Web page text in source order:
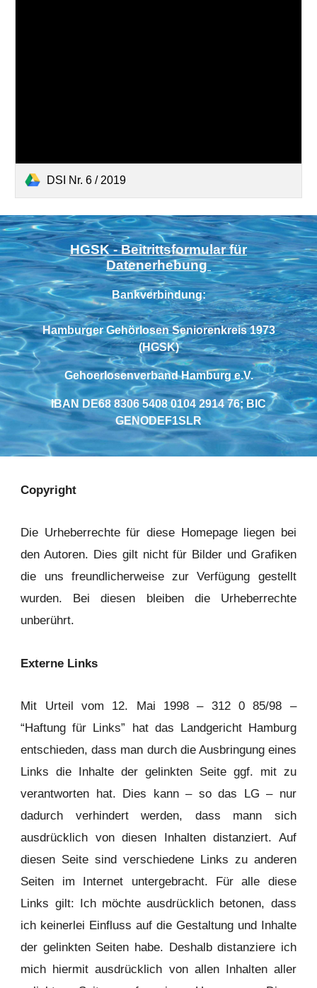
DSI Nr. 6 / 2019
HGSK - Beitrittsformular für
Datenerhebung
Bankverbindung:
Hamburger Gehörlosen Seniorenkreis 1973
(HGSK)
Gehoerlosenverband Hamburg e.V.
IBAN DE68 8306 5408 0104 2914 76; BIC
GENODEF1SLR
Copyright
Die Urheberrechte für diese Homepage liegen bei
den Autoren. Dies gilt nicht für Bilder und Grafiken
die uns freundlicherweise zur Verfügung gestellt
wurden. Bei diesen bleiben die Urheberrechte
unberührt.
Externe Links
Mit Urteil vom 12. Mai 1998 – 312 0 85/98 –
“Haftung für Links” hat das Landgericht Hamburg
entschieden, dass man durch die Ausbringung eines
Links die Inhalte der gelinkten Seite ggf. mit zu
verantworten hat. Dies kann – so das LG – nur
dadurch verhindert werden, dass mann sich
ausdrücklich von diesen Inhalten distanziert. Auf
diesen Seite sind verschiedene Links zu anderen
Seiten im Internet untergebracht. Für alle diese
Links gilt: Ich möchte ausdrücklich betonen, dass
ich keinerlei Einfluss auf die Gestaltung und Inhalte
der gelinkten Seiten habe. Deshalb distanziere ich
mich hiermit ausdrücklich von allen Inhalten aller